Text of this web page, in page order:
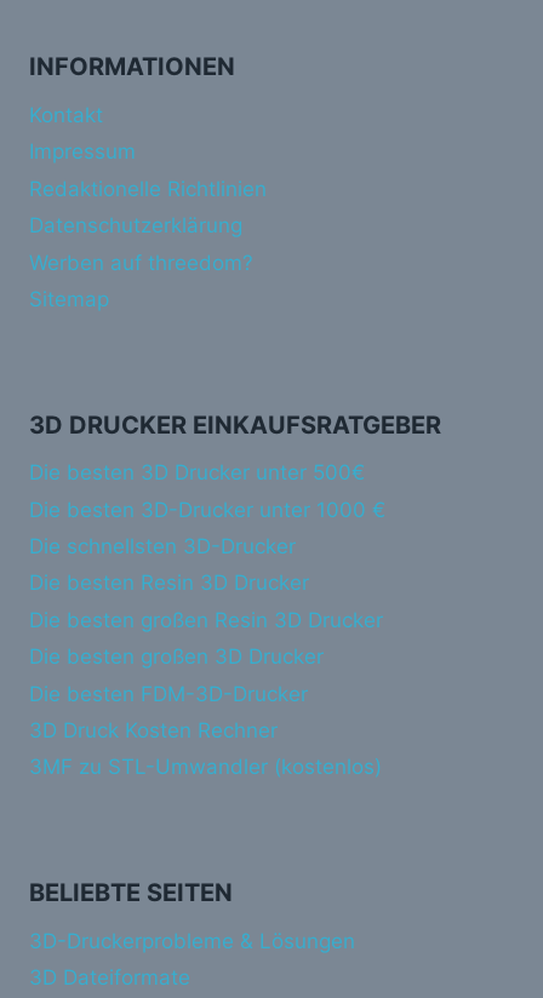
INFORMATIONEN
Kontakt
Impressum
Redaktionelle Richtlinien
Datenschutzerklärung
Werben auf threedom?
Sitemap
3D DRUCKER EINKAUFSRATGEBER
Die besten 3D Drucker unter 500€
Die besten 3D-Drucker unter 1000 €
Die schnellsten 3D-Drucker
Die besten Resin 3D Drucker
Die besten großen Resin 3D Drucker
Die besten großen 3D Drucker
Die besten FDM-3D-Drucker
3D Druck Kosten Rechner
3MF zu STL-Umwandler (kostenlos)
BELIEBTE SEITEN
3D-Druckerprobleme & Lösungen
3D Dateiformate